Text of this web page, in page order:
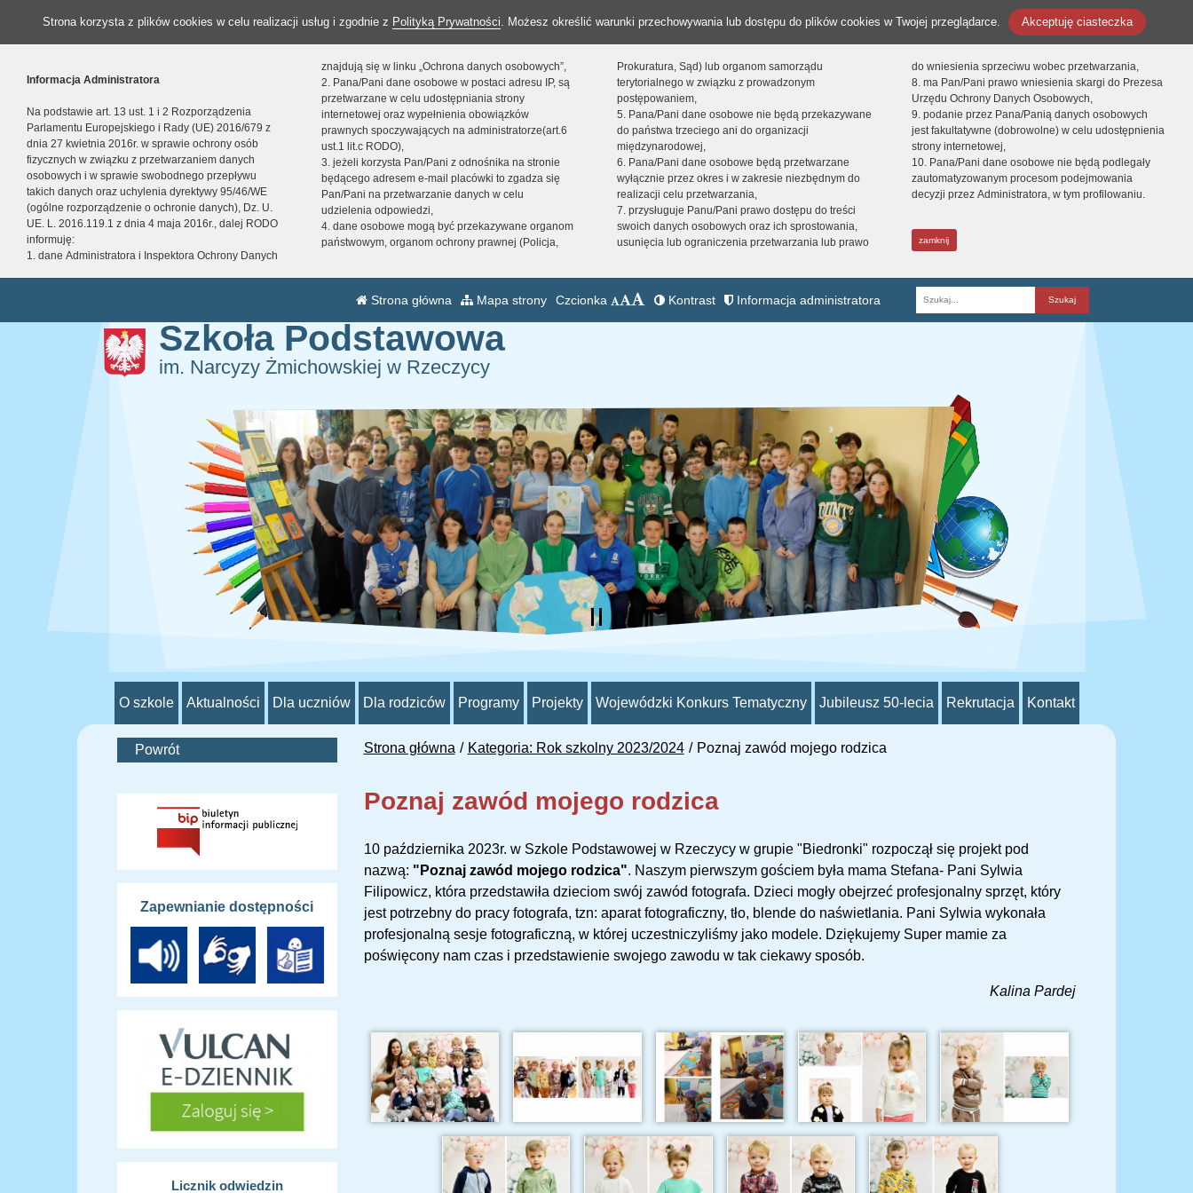
Strona korzysta z plików cookies w celu realizacji usług i zgodnie z Polityką Prywatności. Możesz określić warunki przechowywania lub dostępu do plików cookies w Twojej przeglądarce. Akceptuję ciasteczka
Informacja Administratora
Na podstawie art. 13 ust. 1 i 2 Rozporządzenia
Parlamentu Europejskiego i Rady (UE) 2016/679 z
dnia 27 kwietnia 2016r. w sprawie ochrony osób
fizycznych w związku z przetwarzaniem danych
osobowych i w sprawie swobodnego przepływu
takich danych oraz uchylenia dyrektywy 95/46/WE
(ogólne rozporządzenie o ochronie danych), Dz. U.
UE. L. 2016.119.1 z dnia 4 maja 2016r., dalej RODO
informuję:
1. dane Administratora i Inspektora Ochrony Danych
znajdują się w linku „Ochrona danych osobowych”,
2. Pana/Pani dane osobowe w postaci adresu IP, są
przetwarzane w celu udostępniania strony
internetowej oraz wypełnienia obowiązków
prawnych spoczywających na administratorze(art.6
ust.1 lit.c RODO),
3. jeżeli korzysta Pan/Pani z odnośnika na stronie
będącego adresem e-mail placówki to zgadza się
Pan/Pani na przetwarzanie danych w celu
udzielenia odpowiedzi,
4. dane osobowe mogą być przekazywane organom
państwowym, organom ochrony prawnej (Policja,
Prokuratura, Sąd) lub organom samorządu
terytorialnego w związku z prowadzonym
postępowaniem,
5. Pana/Pani dane osobowe nie będą przekazywane
do państwa trzeciego ani do organizacji
międzynarodowej,
6. Pana/Pani dane osobowe będą przetwarzane
wyłącznie przez okres i w zakresie niezbędnym do
realizacji celu przetwarzania,
7. przysługuje Panu/Pani prawo dostępu do treści
swoich danych osobowych oraz ich sprostowania,
usunięcia lub ograniczenia przetwarzania lub prawo
do wniesienia sprzeciwu wobec przetwarzania,
8. ma Pan/Pani prawo wniesienia skargi do Prezesa
Urzędu Ochrony Danych Osobowych,
9. podanie przez Pana/Panią danych osobowych
jest fakultatywne (dobrowolne) w celu udostępnienia
strony internetowej,
10. Pana/Pani dane osobowe nie będą podlegały
zautomatyzowanym procesom podejmowania
decyzji przez Administratora, w tym profilowaniu.
zamknij
Strona główna Mapa strony Czcionka Kontrast Informacja administratora
Fraza
Szkoła Podstawowa
im. Narcyzy Żmichowskiej w Rzeczycy
O szkole Aktualności Dla uczniów Dla rodziców Programy Projekty Wojewódzki Konkurs Tematyczny Jubileusz 50-lecia Rekrutacja Kontakt
Strona główna Kategoria: Rok szkolny 2023/2024 Poznaj zawód mojego rodzica
Poznaj zawód mojego rodzica
10 października 2023r. w Szkole Podstawowej w Rzeczycy w grupie "Biedronki" rozpoczął się projekt pod
nazwą: "Poznaj zawód mojego rodzica". Naszym pierwszym gościem była mama Stefana- Pani Sylwia
Filipowicz, która przedstawiła dzieciom swój zawód fotografa. Dzieci mogły obejrzeć profesjonalny sprzęt, który
jest potrzebny do pracy fotografa, tzn: aparat fotograficzny, tło, blende do naświetlania. Pani Sylwia wykonała
profesjonalną sesje fotograficzną, w której uczestniczyliśmy jako modele. Dziękujemy Super mamie za
poświęcony nam czas i przedstawienie swojego zawodu w tak ciekawy sposób.
Kalina Pardej
Powrót
Zapewnianie dostępności
Licznik odwiedzin